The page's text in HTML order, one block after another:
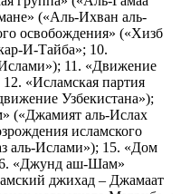
(«Аль-Ихван аль-
освобождения» («Хизб
И-Тайба»; 10.
11. «Движение
«Исламская партия
Узбекистана»);
(«Джамият аль-Ислах
исламского
аль-Ислами»); 15. «Дом
«Джунд аш-Шам»
джихад – Джамаат